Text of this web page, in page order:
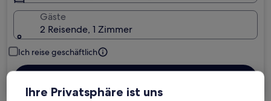
Gäste
2 Reisende, 1 Zimmer
Ich reise geschäftlich
Ihre Privatsphäre ist uns